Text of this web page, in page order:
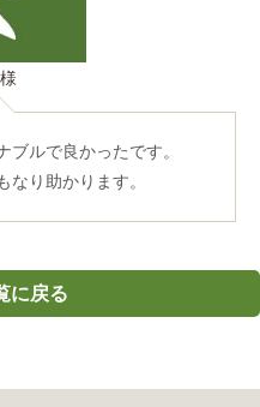
ブルで良かったです。
り助かります。
に戻る